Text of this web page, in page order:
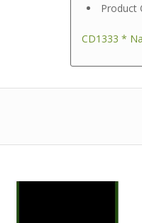
Product
CD1333 *